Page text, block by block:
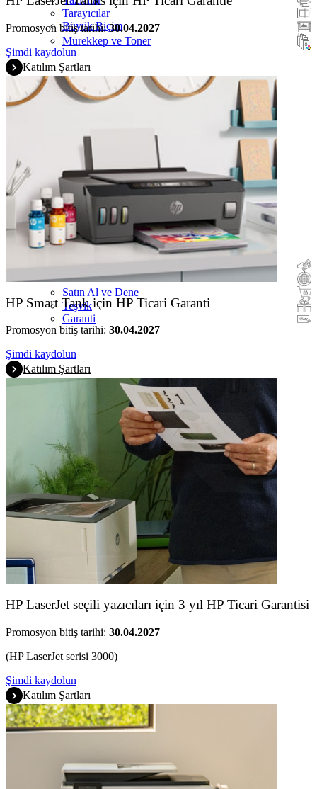
Tarayıcılar
Büyük Biçim
Mürekkep ve Toner
Nakit Paraüstü
Takas
Satın Al ve Dene
Teşvik
Garanti
Promosyon bitiş tarihi:30.04.2027
Şimdi kaydolun
Katılım Şartları
HP Smart Tank için HP Ticari Garanti
Promosyon bitiş tarihi: 30.04.2027
Şimdi kaydolun
Katılım Şartları
HP LaserJet seçili yazıcıları için 3 yıl HP Ticari Garantisi
Promosyon bitiş tarihi: 30.04.2027
(HP LaserJet serisi 3000)
Şimdi kaydolun
Katılım Şartları